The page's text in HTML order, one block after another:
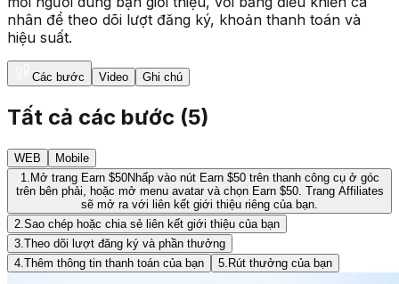
nhân để theo dõi lượt đăng ký, khoản thanh toán và
hiệu suất.
Các bước Video Ghi chú
Tất cả các bước (5)
WEB
Mobile
1. Mở trang Earn $50Nhấp vào nút Earn $50 trên thanh công cụ ở góc
trên bên phải, hoặc mở menu avatar và chọn Earn $50. Trang Affiliates
sẽ mở ra với liên kết giới thiệu riêng của bạn.
2. Sao chép hoặc chia sẻ liên kết giới thiệu của bạn
3. Theo dõi lượt đăng ký và phần thưởng
4. Thêm thông tin thanh toán của bạn 5. Rút thưởng của bạn